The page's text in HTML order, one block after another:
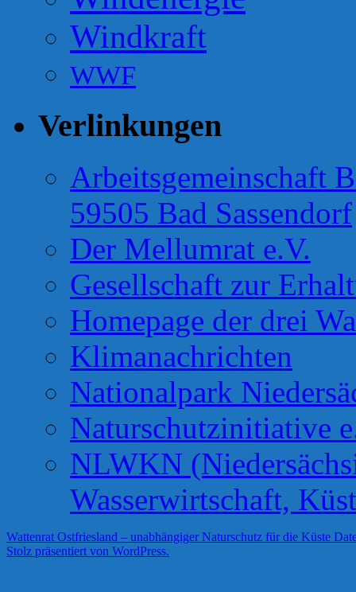
Windkraft
WWF
Verlinkungen
Arbeitsgemeinschaft
59505 Bad Sassendorf
Der Mellumrat e.V.
Gesellschaft zur
Homepage der drei
Klimanachrichten
Nationalpark
Naturschutzinitiative
NLWKN
Wasserwirtschaft,
Wattenrat Ostfriesland – unabhängiger Naturschutz für die Küste
Stolz präsentiert von WordPress.